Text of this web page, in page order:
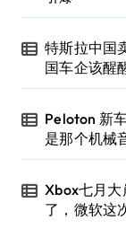
特斯拉中国
国车企该醒
Peloton 新
是那个机械
Xbox七月
了，微软这